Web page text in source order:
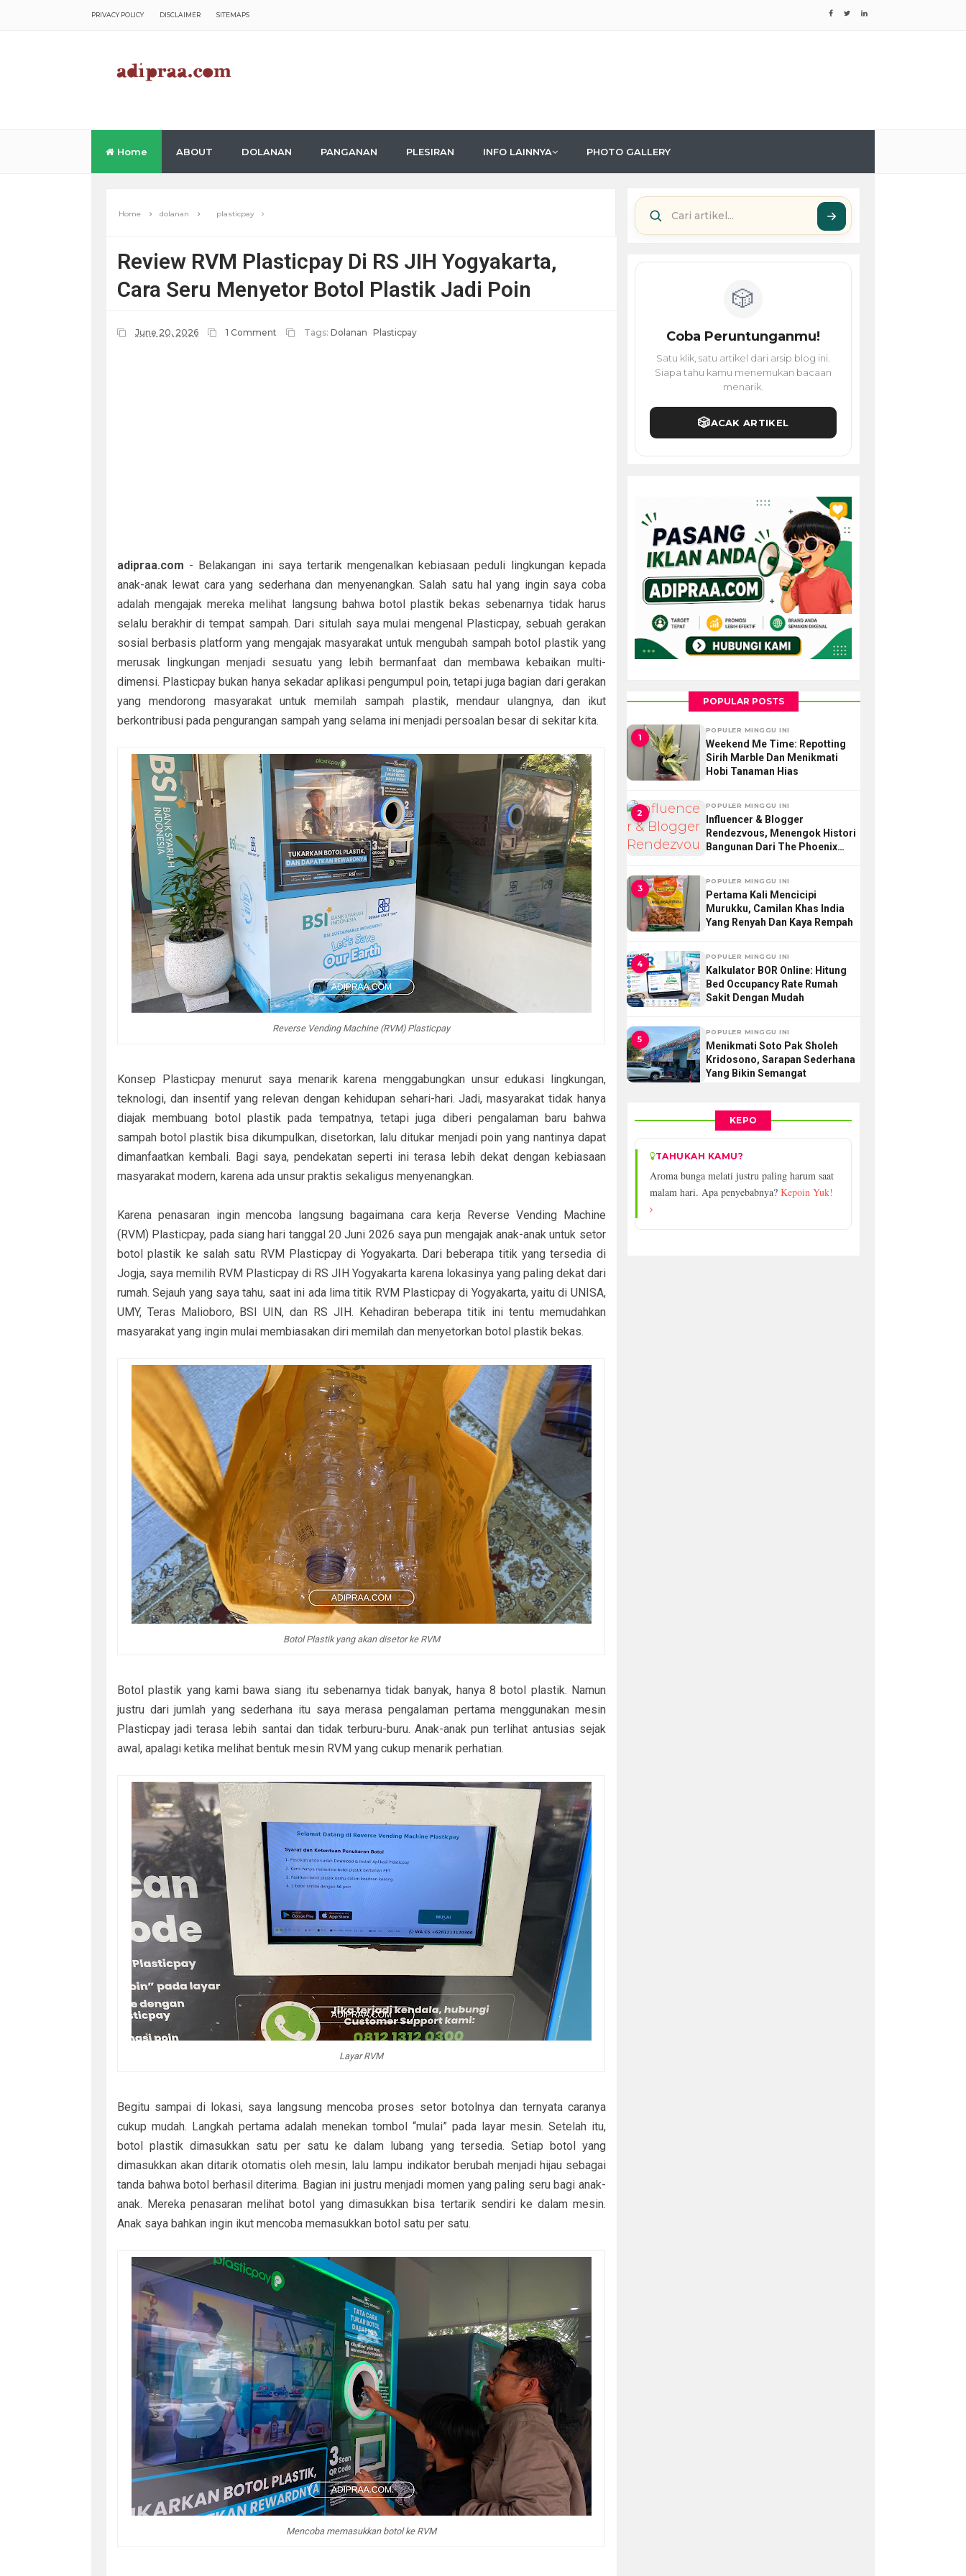
PRIVACY POLICY DISCLAIMER SITEMAPS
Home ABOUT DOLANAN PANGANAN PLESIRAN INFO LAINNYA PHOTO GALLERY
Home dolanan plasticpay
Review RVM Plasticpay Di RS JIH Yogyakarta,
Cara Seru Menyetor Botol Plastik Jadi Poin
June 20, 2026 1 Comment Tags: Dolanan Plasticpay
adipraa.com - Belakangan ini saya tertarik mengenalkan kebiasaan peduli lingkungan kepada
anak-anak lewat cara yang sederhana dan menyenangkan. Salah satu hal yang ingin saya coba
adalah mengajak mereka melihat langsung bahwa botol plastik bekas sebenarnya tidak harus
selalu berakhir di tempat sampah. Dari situlah saya mulai mengenal Plasticpay, sebuah gerakan
sosial berbasis platform yang mengajak masyarakat untuk mengubah sampah botol plastik yang
merusak lingkungan menjadi sesuatu yang lebih bermanfaat dan membawa kebaikan multi-
dimensi. Plasticpay bukan hanya sekadar aplikasi pengumpul poin, tetapi juga bagian dari gerakan
yang mendorong masyarakat untuk memilah sampah plastik, mendaur ulangnya, dan ikut
berkontribusi pada pengurangan sampah yang selama ini menjadi persoalan besar di sekitar kita.
Reverse Vending Machine (RVM) Plasticpay
Konsep Plasticpay menurut saya menarik karena menggabungkan unsur edukasi lingkungan,
teknologi, dan insentif yang relevan dengan kehidupan sehari-hari. Jadi, masyarakat tidak hanya
diajak membuang botol plastik pada tempatnya, tetapi juga diberi pengalaman baru bahwa
sampah botol plastik bisa dikumpulkan, disetorkan, lalu ditukar menjadi poin yang nantinya dapat
dimanfaatkan kembali. Bagi saya, pendekatan seperti ini terasa lebih dekat dengan kebiasaan
masyarakat modern, karena ada unsur praktis sekaligus menyenangkan.
Karena penasaran ingin mencoba langsung bagaimana cara kerja Reverse Vending Machine
(RVM) Plasticpay, pada siang hari tanggal 20 Juni 2026 saya pun mengajak anak-anak untuk setor
botol plastik ke salah satu RVM Plasticpay di Yogyakarta. Dari beberapa titik yang tersedia di
Jogja, saya memilih RVM Plasticpay di RS JIH Yogyakarta karena lokasinya yang paling dekat dari
rumah. Sejauh yang saya tahu, saat ini ada lima titik RVM Plasticpay di Yogyakarta, yaitu di UNISA,
UMY, Teras Malioboro, BSI UIN, dan RS JIH. Kehadiran beberapa titik ini tentu memudahkan
masyarakat yang ingin mulai membiasakan diri memilah dan menyetorkan botol plastik bekas.
Botol Plastik yang akan disetor ke RVM
Botol plastik yang kami bawa siang itu sebenarnya tidak banyak, hanya 8 botol plastik. Namun
justru dari jumlah yang sederhana itu saya merasa pengalaman pertama menggunakan mesin
Plasticpay jadi terasa lebih santai dan tidak terburu-buru. Anak-anak pun terlihat antusias sejak
awal, apalagi ketika melihat bentuk mesin RVM yang cukup menarik perhatian.
Layar RVM
Begitu sampai di lokasi, saya langsung mencoba proses setor botolnya dan ternyata caranya
cukup mudah. Langkah pertama adalah menekan tombol “mulai” pada layar mesin. Setelah itu,
botol plastik dimasukkan satu per satu ke dalam lubang yang tersedia. Setiap botol yang
dimasukkan akan ditarik otomatis oleh mesin, lalu lampu indikator berubah menjadi hijau sebagai
tanda bahwa botol berhasil diterima. Bagian ini justru menjadi momen yang paling seru bagi anak-
anak. Mereka penasaran melihat botol yang dimasukkan bisa tertarik sendiri ke dalam mesin.
Anak saya bahkan ingin ikut mencoba memasukkan botol satu per satu.
Mencoba memasukkan botol ke RVM
🎲
Coba Peruntunganmu!
Satu klik, satu artikel dari arsip blog ini.
Siapa tahu kamu menemukan bacaan
menarik.
🎲ACAK ARTIKEL
POPULAR POSTS
1
POPULER MINGGU INI
Weekend Me Time: Repotting
Sirih Marble Dan Menikmati
Hobi Tanaman Hias
2
POPULER MINGGU INI
Influencer & Blogger
Rendezvous, Menengok Histori
Bangunan Dari The Phoenix
3
POPULER MINGGU INI
Pertama Kali Mencicipi
Murukku, Camilan Khas India
Yang Renyah Dan Kaya Rempah
4
POPULER MINGGU INI
Kalkulator BOR Online: Hitung
Bed Occupancy Rate Rumah
Sakit Dengan Mudah
5
POPULER MINGGU INI
Menikmati Soto Pak Sholeh
Kridosono, Sarapan Sederhana
Yang Bikin Semangat
KEPO
TAHUKAH KAMU?
Aroma bunga melati justru paling harum saat
malam hari. Apa penyebabnya?Kepoin Yuk!